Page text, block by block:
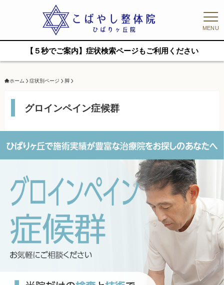
MENU
【５秒でご案内】症状検索ページもご利用ください
ホーム 症状別ページ 脚
グロインペイン症候群